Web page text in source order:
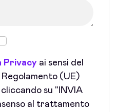
Privacyai sensi del
(UE)
su "INVIA
al trattamento